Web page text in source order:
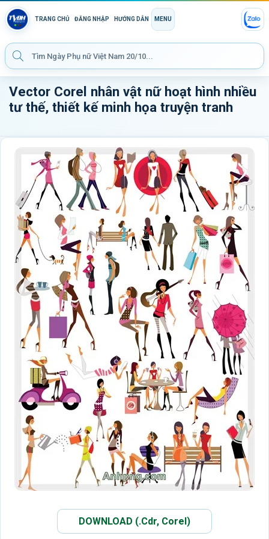
TRANG CHỦ ĐĂNG NHẬP HƯỚNG DẪN MENU
Vector Corel nhân vật nữ hoạt hình nhiều
tư thế, thiết kế minh họa truyện tranh
DOWNLOAD (.Cdr, Corel)